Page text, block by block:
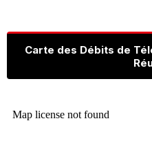
Carte des Débits de